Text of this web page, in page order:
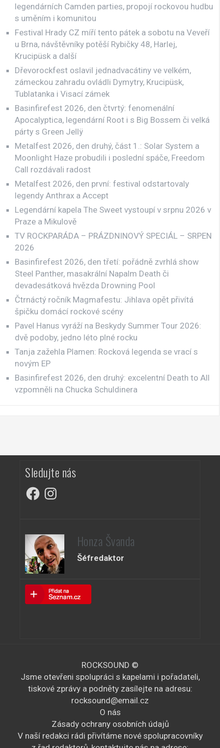
legendárních Camden parties, propojí rockovou hudbu
s uměním i komunitou
Festival Hrady CZ míří tento pátek a sobotu na Veveří
u Brna, návštěvníky potěší Rybičky 48, Harlej,
Krucipüsk a další
Dřevorockfest oslavil jednadvacátiny ve velkém,
zámeckou zahradu ovládli Dymytry, Krucipüsk,
Tublatanka i Visací zámek
Basinfirefest 2026, den čtvrtý: fenomenální
Apocalyptica, legendární Root i s Big Bossem či velká
párty s Green Jellÿ
Metalfest 2026, den druhý, část 1.: Solar System a
Moonlight Haze probudili i poslední spáče, Freedom
Call rozdávali radost
Metalfest 2026, den první: festival odstartovaly
legendy Anthrax a Accept
Legendární kapela The Sweet vystoupí v srpnu 2026 v
Praze a Mikulově
TV ROCKPARÁDA – PRÁZDNINOVÝ SPECIÁL – SRPEN
2026
Basinfirefest 2026, den třetí: pořádně zvrhlá show
Steel Panther, masakrální Napalm Death či
devadesátková hvězda Drowning Pool
Čtrnáctý ročník Magmafestu: Jihlava opět přivítá
špičku domácí rockové scény
Pavel Hanus vyráží na Beskydy Summer Tour 2026:
dvě podoby, jedno léto plné rocku
Tanja zažehla Plamen: Rocková legenda se vrací s
novým EP
Basinfirefest 2026, den druhý: excelentní Death to All
vzpomněli na Chucka Schuldinera
Sledujte nás
FacebookInstagram
Honza Švanda
Šéfredaktor
ROCKSOUND ©
Jsme otevřeni spolupráci s kapelami i pořadateli,
tiskové zprávy a podněty zasílejte na adresu:
rocksound@email.cz
O nás
Zásady ochrany osobních údajů
V naší redakci rádi přivítáme nové spolupracovníky